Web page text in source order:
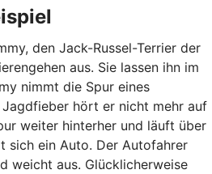
den Jack-Russel-Terrier der
aus. Sie lassen ihn im
nimmt die Spur eines
Jagdfieber hört er nicht mehr auf
weiter hinterher und läuft über
sich ein Auto. Der Autofahrer
weicht aus. Glücklicherweise